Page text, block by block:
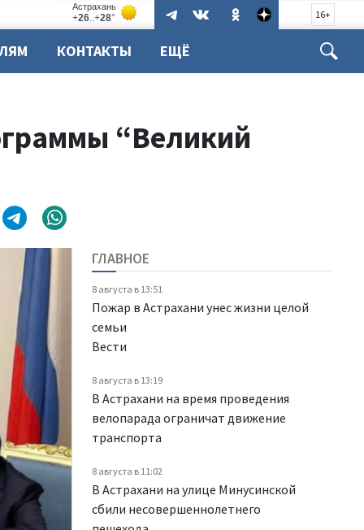
16+
КОНТАКТЫ ЕЩЁ
“Великий
ГЛАВНОЕ
8 августа в 13:51
Пожар в Астрахани унес жизни целой
семьи
Вести
8 августа в 13:19
В Астрахани на время проведения
велопарада ограничат движение
транспорта
8 августа в 11:02
В Астрахани на улице Минусинской
сбили несовершеннолетнего